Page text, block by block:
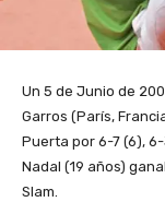
Un 5 de Junio de
Garros (París,
Puerta por 6-7 (6), 6-
Nadal (19 años)
Slam.